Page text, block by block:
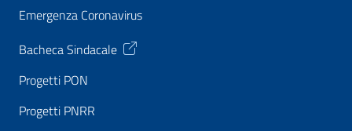
Emergenza Coronavirus
Bacheca Sindacale
Progetti PON
Progetti PNRR